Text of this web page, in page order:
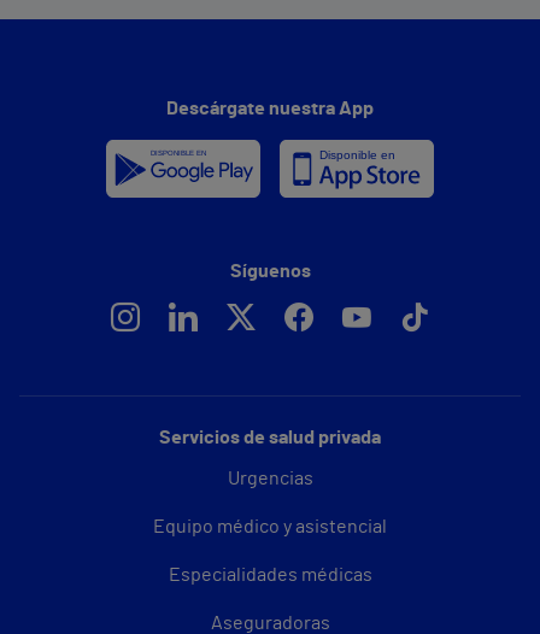
Servicios de salud privada
Urgencias
Equipo médico y asistencial
Especialidades médicas
Aseguradoras
Descárgate nuestra App
Síguenos